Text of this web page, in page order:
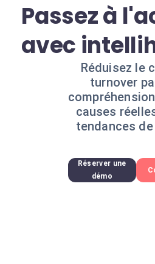
Passez à
avec
Réduisez le
turnover
causes
tendances
Réserver une
démo